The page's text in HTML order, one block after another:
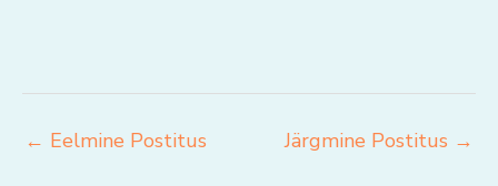
← Eelmine Postitus Järgmine Postitus →